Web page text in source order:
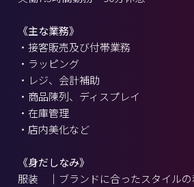
《主な業務》
・接客販売及び付帯業務
・ラッピング
・レジ、会計補助
・商品陳列、ディスプレイ
・在庫管理
・店内美化など
《身だしなみ》
服装 ｜ブランドに合ったスタイルの